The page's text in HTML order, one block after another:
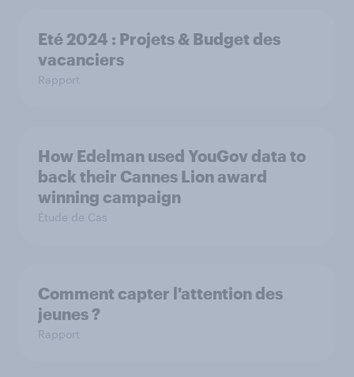
Eté 2024 : Projets & Budget des
vacanciers
Rapport
How Edelman used YouGov data to
back their Cannes Lion award
winning campaign
Étude de Cas
Comment capter l'attention des
jeunes ?
Rapport